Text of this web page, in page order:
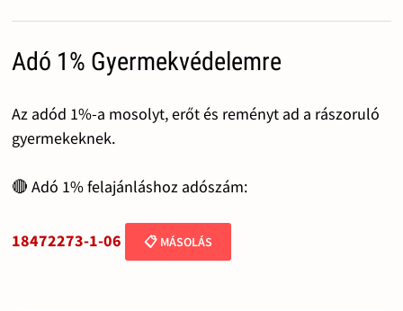
Adó 1% Gyermekvédelemre
Az adód 1%-a mosolyt, erőt és reményt ad a rászoruló
gyermekeknek.
🔴 Adó 1% felajánláshoz adószám:
18472273-1-06 📋 MÁSOLÁS